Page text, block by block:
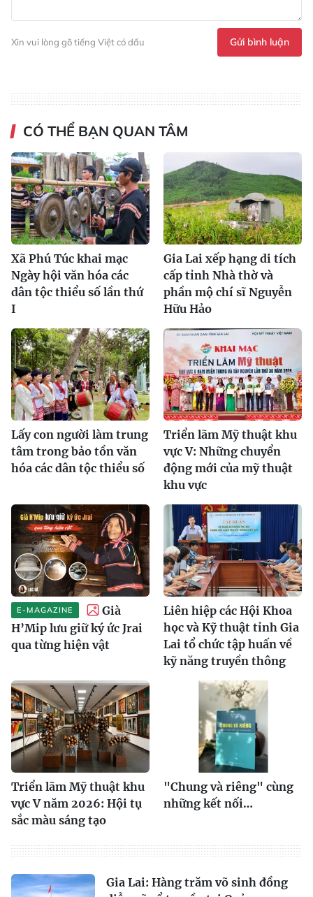
Xin vui lòng gõ tiếng Việt có dấu Gửi bình luận
CÓ THỂ BẠN QUAN TÂM
Xã Phú Túc khai mạc
Ngày hội văn hóa các
dân tộc thiểu số lần thứ
I
Gia Lai xếp hạng di tích
cấp tỉnh Nhà thờ và
phần mộ chí sĩ Nguyễn
Hữu Hảo
Lấy con người làm trung
tâm trong bảo tồn văn
hóa các dân tộc thiểu số
Triển lãm Mỹ thuật khu
vực V: Những chuyển
động mới của mỹ thuật
khu vực
E-MAGAZINE
Già
H’Mip lưu giữ ký ức Jrai
qua từng hiện vật
Liên hiệp các Hội Khoa
học và Kỹ thuật tỉnh Gia
Lai tổ chức tập huấn về
kỹ năng truyền thông
Triển lãm Mỹ thuật khu
vực V năm 2026: Hội tụ
sắc màu sáng tạo
"Chung và riêng" cùng
những kết nối…
Gia Lai: Hàng trăm võ sinh đồng